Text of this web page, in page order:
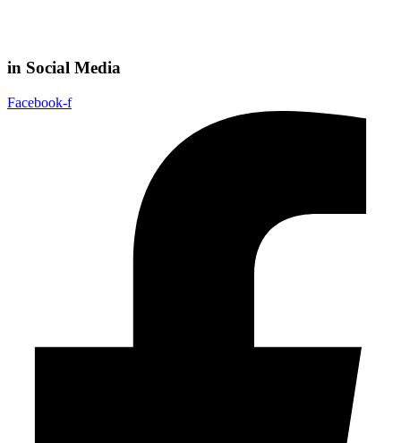
in Social Media
Facebook-f